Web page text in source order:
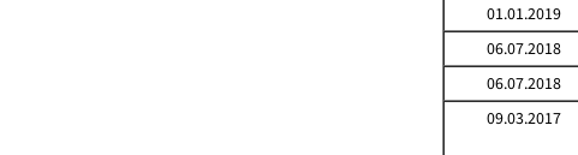
01.01.2019
06.07.2018
06.07.2018
09.03.2017